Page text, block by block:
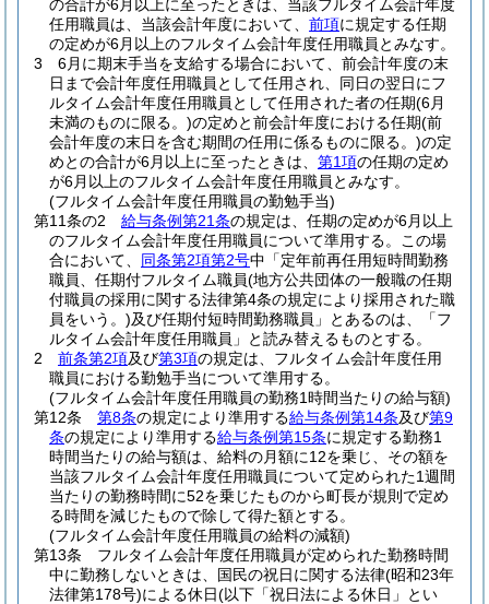
の合計が6月以上に至ったときは、当該フルタイム会計年度
任用職員は、当該会計年度において、 前項に規定する任期
の定めが6月以上のフルタイム会計年度任用職員とみなす。
3
6月に期末手当を支給する場合において、前会計年度の末
日まで会計年度任用職員として任用され、同日の翌日にフ
ルタイム会計年度任用職員として任用された者の任期(6月
未満のものに限る。)の定めと前会計年度における任期(前
会計年度の末日を含む期間の任用に係るものに限る。)の定
めとの合計が6月以上に至ったときは、 第1項の任期の定め
が6月以上のフルタイム会計年度任用職員とみなす。
(フルタイム会計年度任用職員の勤勉手当)
第11条の2
給与条例第21条の規定は、任期の定めが6月以上
のフルタイム会計年度任用職員について準用する。
この場
合において、 同条第2項第2号中「定年前再任用短時間勤務
職員、任期付フルタイム職員(地方公共団体の一般職の任期
付職員の採用に関する法律第4条の規定により採用された職
員をいう。)及び任期付短時間勤務職員」とあるのは、「フ
ルタイム会計年度任用職員」と読み替えるものとする。
2
前条第2項及び第3項の規定は、フルタイム会計年度任用
職員における勤勉手当について準用する。
(フルタイム会計年度任用職員の勤務1時間当たりの給与額)
第12条
第8条の規定により準用する給与条例第14条及び第9
条の規定により準用する給与条例第15条に規定する勤務1
時間当たりの給与額は、給料の月額に12を乗じ、その額を
当該フルタイム会計年度任用職員について定められた1週間
当たりの勤務時間に52を乗じたものから町長が規則で定め
る時間を減じたもので除して得た額とする。
(フルタイム会計年度任用職員の給料の減額)
第13条
フルタイム会計年度任用職員が定められた勤務時間
中に勤務しないときは、国民の祝日に関する法律(昭和23年
法律第178号)による休日(以下「祝日法による休日」とい